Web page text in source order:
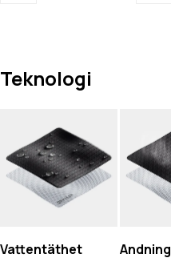
Teknologi
Vattentäthet Andning